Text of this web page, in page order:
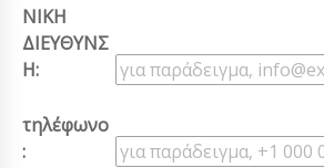
ΝΙΚΗ
ΔΙΕΥΘΥΝΣ
Η:
τηλέφωνο
: